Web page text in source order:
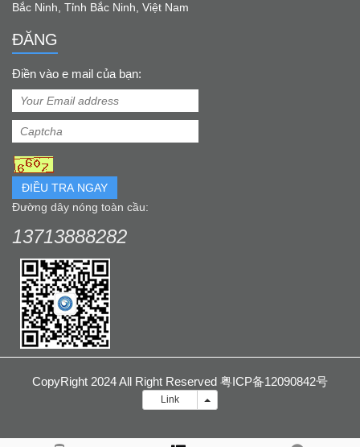
Bắc Ninh, Tỉnh Bắc Ninh, Việt Nam
ĐĂNG
Điền vào e mail của bạn:
ĐIỀU TRA NGAY
Đường dây nóng toàn cầu:
13713888282
CopyRight 2024 All Right Reserved 粤ICP备12090842号
Link Liên